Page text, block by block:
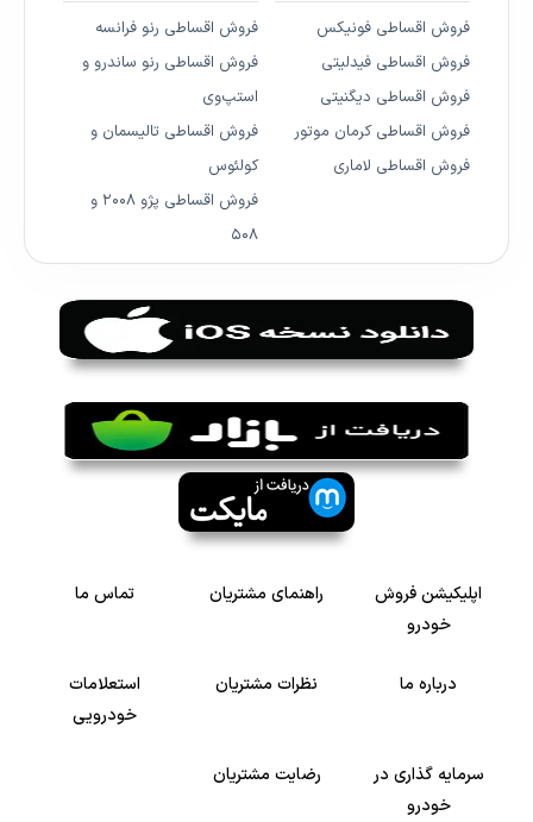
فروش اقساطی فونیکس
فروش اقساطی فیدلیتی
فروش اقساطی دیگنیتی
فروش اقساطی کرمان موتور
فروش اقساطی لاماری
فروش اقساطی رنو فرانسه
فروش اقساطی رنو ساندرو و
استپ‌وی
فروش اقساطی تالیسمان و
کولئوس
فروش اقساطی پژو ۲۰۰۸ و
۵۰۸
اپلیکیشن فروش
خودرو
راهنمای مشتریان تماس ما
درباره ما نظرات مشتریان
استعلامات
خودرویی
سرمایه گذاری در
خودرو
رضایت مشتریان